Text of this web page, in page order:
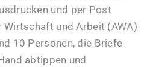
und per Post
Wirtschaft und Arbeit (AWA)
10 Personen, die Briefe
abtippen und